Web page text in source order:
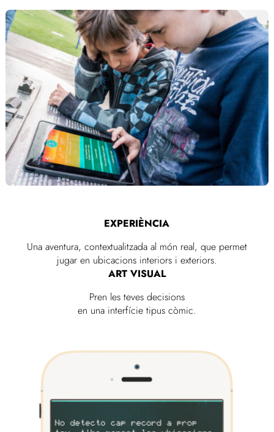
EXPERIÈNCIA
Una aventura, contextualitzada al món real, que permet
jugar en ubicacions interiors i exteriors.
ART VISUAL
Pren les teves decisions
en una interfície tipus còmic.